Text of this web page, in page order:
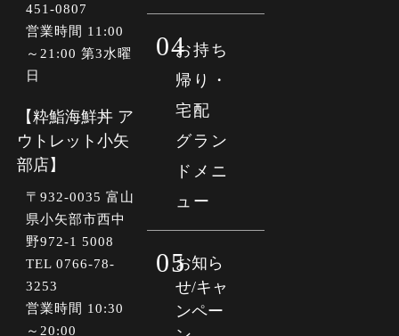
451-0807
営業時間 11:00
～21:00 第3水曜
日
【粋鮨海鮮丼 ア
ウトレット小矢
部店】
〒 932-0035 富山
県小矢部市西中
野972-1 5008
TEL 0766-78-
3253
営業時間 10:30
～20:00
04お持ち
帰り・
宅配
グラン
ドメニ
ュー
05お知ら
せ/キャ
ンペー